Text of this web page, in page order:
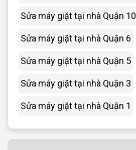
Sửa máy giặt tại nhà Quận 10
Sửa máy giặt tại nhà Quận 6
Sửa máy giặt tại nhà Quận 5
Sửa máy giặt tại nhà Quận 3
Sửa máy giặt tại nhà Quận 1